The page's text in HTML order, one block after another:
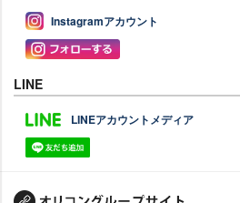
Instagramアカウント
LINE
LINEアカウントメディア